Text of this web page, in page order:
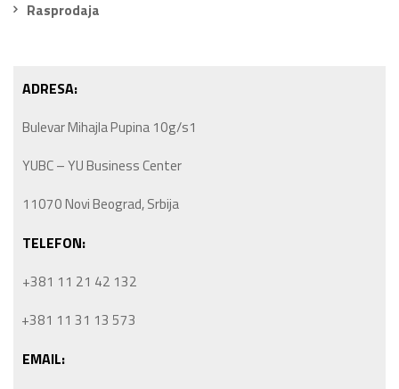
Rasprodaja
ADRESA:
Bulevar Mihajla Pupina 10g/s1
YUBC – YU Business Center
11070 Novi Beograd, Srbija
TELEFON:
+381 11 21 42 132
+381 11 31 13 573
EMAIL: